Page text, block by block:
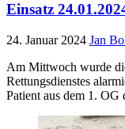
Einsatz
24. Januar 2024 Jan
Am Mittwoch wurde
Rettungsdienstes
Patient aus dem 1. OG